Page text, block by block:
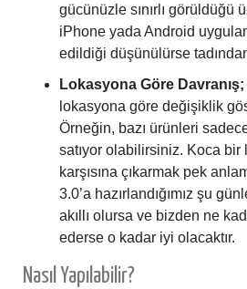
gücünüzle sınırlı görüldüğü
iPhone yada Android
edildiği düşünülürse
Lokasyona Göre Davranış;
lokasyona göre değişiklik
Örneğin, bazı ürünleri
satıyor olabilirsiniz. Koca
karşısına çıkarmak pek
3.0’a hazırlandığımız şu
akıllı olursa ve bizden ne
ederse o kadar iyi olacaktır.
Nasıl Yapılabilir?